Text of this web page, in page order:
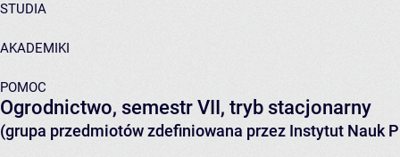
STUDIA
AKADEMIKI
POMOC
Ogrodnictwo, semestr VII, tryb stacjonarny
(grupa przedmiotów zdefiniowana przez Instytut Nauk